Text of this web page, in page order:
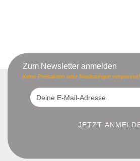
Zum Newsletter anmelden
Keine Preisaktion oder Neulistungen verpassen!